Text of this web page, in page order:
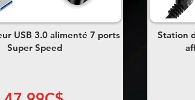
USB 3.0 alimenté 7 ports
Super Speed
Station